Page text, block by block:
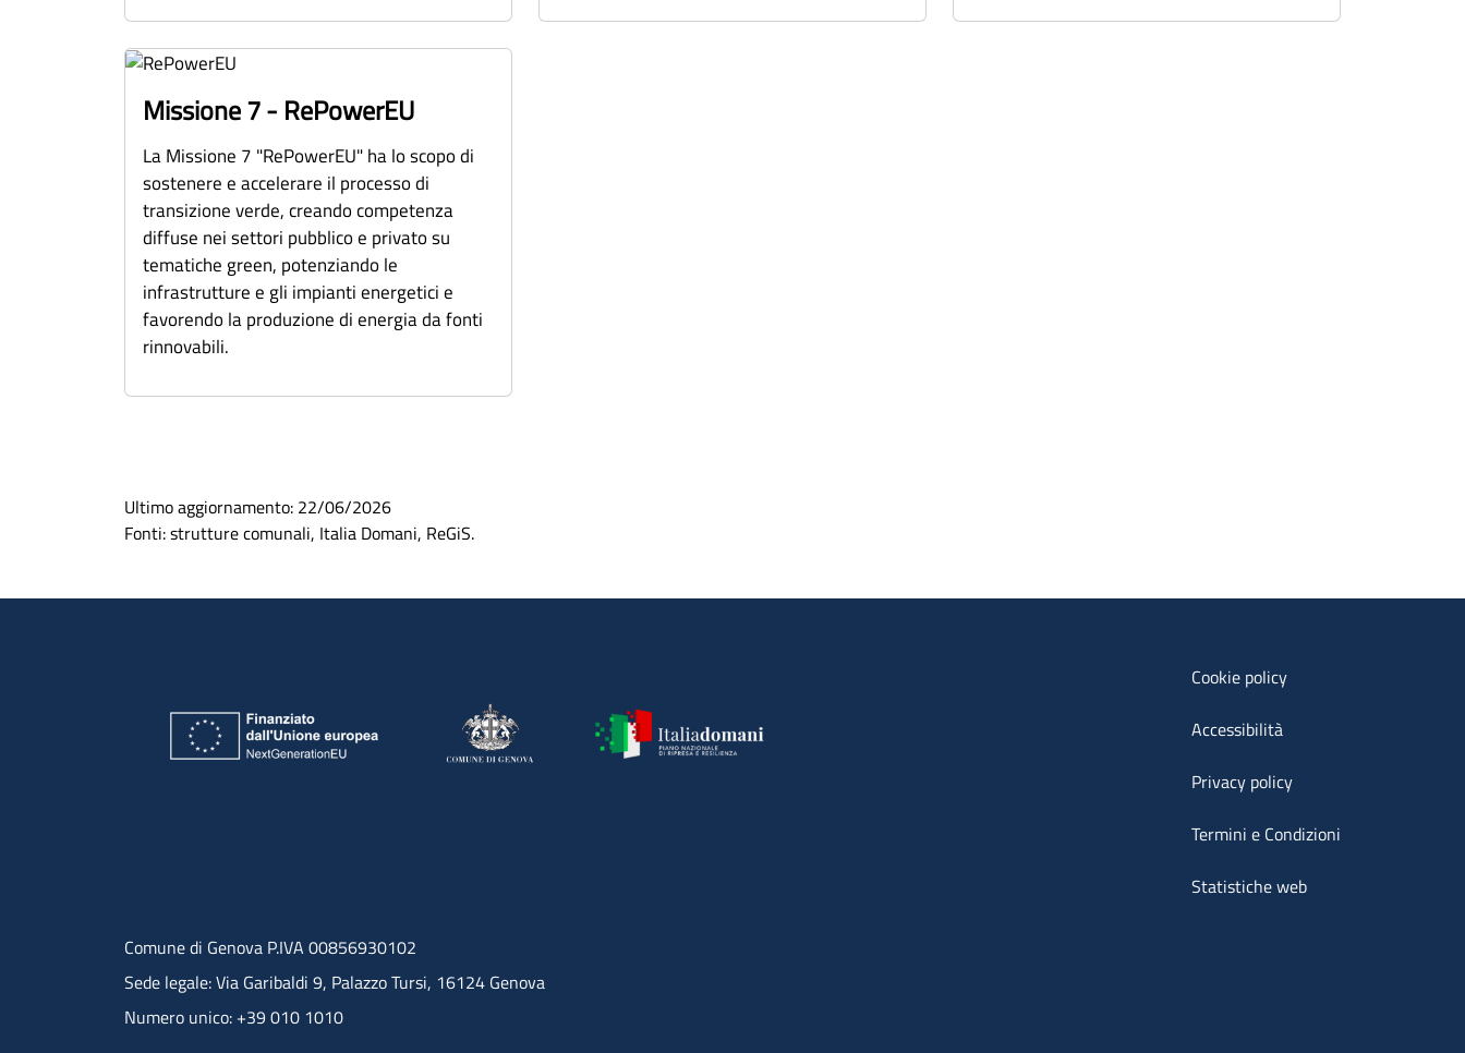
Missione 7 - RePowerEU
La Missione 7 "RePowerEU" ha lo scopo di
sostenere e accelerare il processo di
transizione verde, creando competenza
diffuse nei settori pubblico e privato su
tematiche green, potenziando le
infrastrutture e gli impianti energetici e
favorendo la produzione di energia da fonti
rinnovabili.
Ultimo aggiornamento: 22/06/2026
Fonti: strutture comunali, Italia Domani, ReGiS.
Cookie policy
Accessibilità
Privacy policy
Termini e Condizioni
Statistiche web
Comune di Genova P.IVA 00856930102
Sede legale: Via Garibaldi 9, Palazzo Tursi, 16124 Genova
Numero unico: +39 010 1010